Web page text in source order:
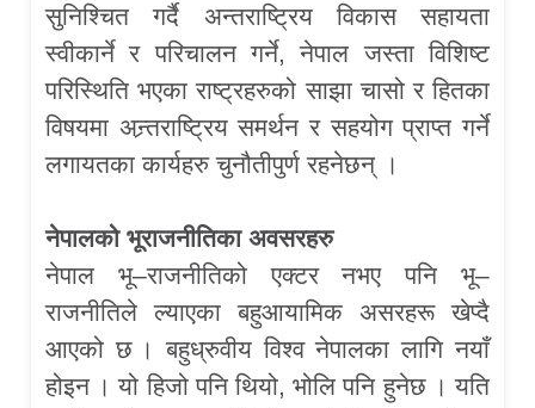
सुनिश्चित गर्दै अन्तराष्ट्रिय विकास सहायता
स्वीकार्ने र परिचालन गर्ने, नेपाल जस्ता विशिष्ट
परिस्थिति भएका राष्ट्रहरुको साझा चासो र हितका
विषयमा अन्र्तराष्ट्रिय समर्थन र सहयोग प्राप्त गर्ने
लगायतका कार्यहरु चुनौतीपुर्ण रहनेछन् ।
नेपालको भूराजनीतिका अवसरहरु
नेपाल भू–राजनीतिको एक्टर नभए पनि भू–
राजनीतिले ल्याएका बहुआयामिक असरहरू खेप्दै
आएको छ । बहुध्रुवीय विश्व नेपालका लागि नयाँ
होइन । यो हिजो पनि थियो, भोलि पनि हुनेछ । यति